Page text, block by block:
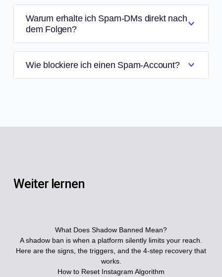
Warum erhalte ich Spam-DMs direkt nach
dem Folgen?
Wie blockiere ich einen Spam-Account?
Weiter lernen
What Does Shadow Banned Mean?
A shadow ban is when a platform silently limits your reach.
Here are the signs, the triggers, and the 4-step recovery that
works.
How to Reset Instagram Algorithm